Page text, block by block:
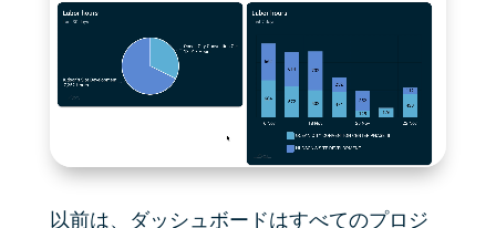
以前は、ダッシュボードはすべてのプロジ